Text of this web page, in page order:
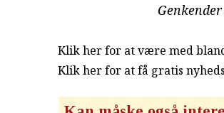
Klik her for at være med
Klik her for at få gratis